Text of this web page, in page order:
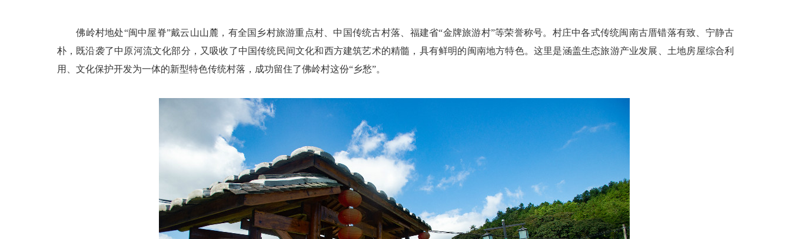
佛岭村地处“闽中屋脊”戴云山山麓，有全国乡村旅游重点村、中国传统古村落、福建省“金牌旅游村”等荣誉称号。村庄中各式传统闽南古厝错落有致、宁静古
朴，既沿袭了中原河流文化部分，又吸收了中国传统民间文化和西方建筑艺术的精髓，具有鲜明的闽南地方特色。这里是涵盖生态旅游产业发展、土地房屋综合利
用、文化保护开发为一体的新型特色传统村落，成功留住了佛岭村这份“乡愁”。